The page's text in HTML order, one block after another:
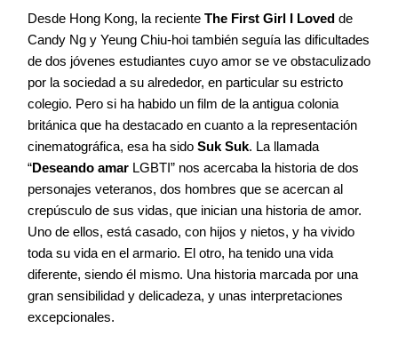
Desde Hong Kong, la reciente The First Girl I Loved de
Candy Ng y Yeung Chiu-hoi también seguía las dificultades
de dos jóvenes estudiantes cuyo amor se ve obstaculizado
por la sociedad a su alrededor, en particular su estricto
colegio. Pero si ha habido un film de la antigua colonia
británica que ha destacado en cuanto a la representación
cinematográfica, esa ha sido Suk Suk. La llamada
“Deseando amar LGBTI” nos acercaba la historia de dos
personajes veteranos, dos hombres que se acercan al
crepúsculo de sus vidas, que inician una historia de amor.
Uno de ellos, está casado, con hijos y nietos, y ha vivido
toda su vida en el armario. El otro, ha tenido una vida
diferente, siendo él mismo. Una historia marcada por una
gran sensibilidad y delicadeza, y unas interpretaciones
excepcionales.